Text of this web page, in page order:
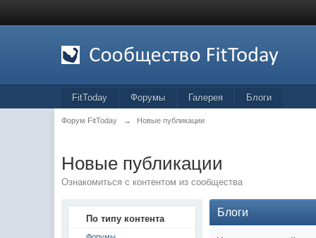
FitToday Форумы Галерея Блоги
Форум FitToday → Новые публикации
Новые публикации
Ознакомиться с контентом из сообщества
По типу контента
Блоги